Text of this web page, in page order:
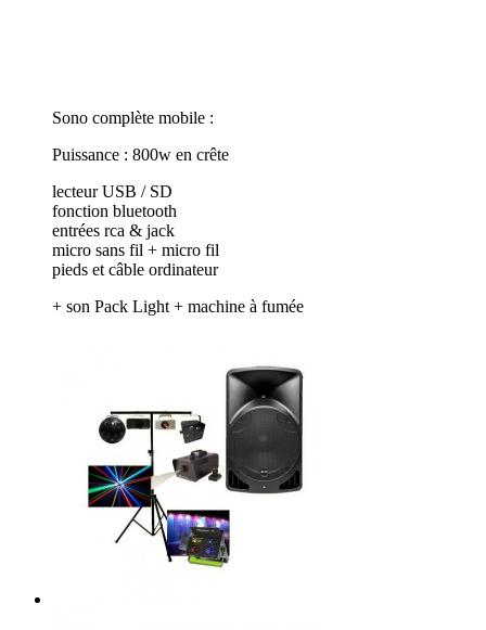
Sono complète mobile :
Puissance : 800w en crête
lecteur USB / SD
fonction bluetooth
entrées rca & jack
micro sans fil + micro fil
pieds et câble ordinateur
+ son Pack Light + machine à fumée